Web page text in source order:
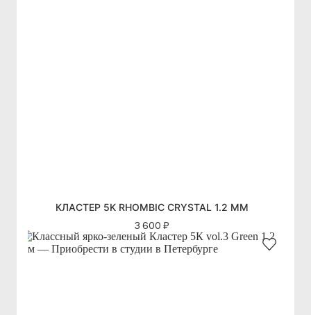
КЛАСТЕР 5K RHOMBIC CRYSTAL 1.2 ММ
3 600 ₽